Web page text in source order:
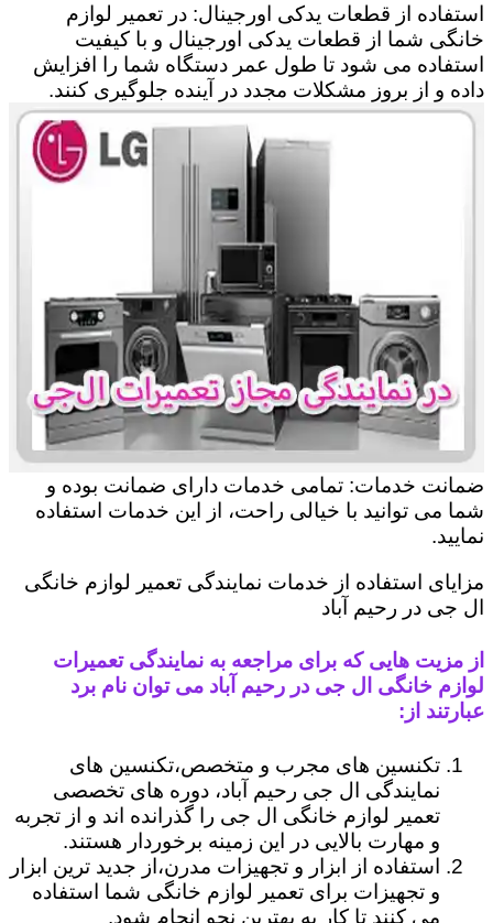
استفاده از قطعات یدکی اورجینال: در تعمیر لوازم
خانگی شما از قطعات یدکی اورجینال و با کیفیت
استفاده می شود تا طول عمر دستگاه شما را افزایش
داده و از بروز مشکلات مجدد در آینده جلوگیری کنند.
ضمانت خدمات: تمامی خدمات دارای ضمانت بوده و
شما می توانید با خیالی راحت، از این خدمات استفاده
نمایید.
مزایای استفاده از خدمات نمایندگی تعمیر لوازم خانگی
ال جی در رحیم ‌آباد
از مزیت هایی که برای مراجعه به نمایندگی تعمیرات
لوازم خانگی ال جی در رحیم ‌آباد می توان نام برد
عبارتند از:
تکنسین های مجرب و متخصص،تکنسین های
نمایندگی ال جی رحیم ‌آباد، دوره های تخصصی
تعمیر لوازم خانگی ال جی را گذرانده اند و از تجربه
و مهارت بالایی در این زمینه برخوردار هستند.
استفاده از ابزار و تجهیزات مدرن،از جدید ترین ابزار
و تجهیزات برای تعمیر لوازم خانگی شما استفاده
می کنند تا کار به بهترین نحو انجام شود.